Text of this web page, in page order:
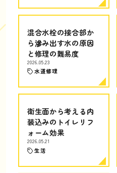
混合水栓の接合部か
ら滲み出す水の原因
と修理の難易度
2026.05.23
水道修理
衛生面から考える内
装込みのトイレリフ
ォーム効果
2026.05.21
生活